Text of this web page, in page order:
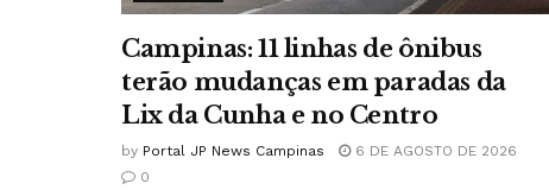
Campinas: 11 linhas de ônibus
terão mudanças em paradas da
Lix da Cunha e no Centro
by Portal JP News Campinas
6 DE AGOSTO DE 2026
0